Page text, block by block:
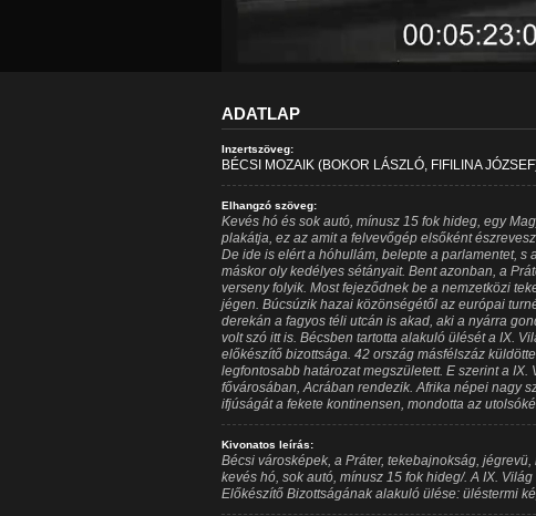
ADATLAP
Inzertszöveg:
BÉCSI MOZAIK (BOKOR LÁSZLÓ, FIFILINA
Elhangzó szöveg:
Kevés hó és sok autó, mínusz 15 fok hideg, egy
plakátja, ez az amit a felvevőgép elsőként
De ide is elért a hóhullám, belepte a parlamentet, s
máskor oly kedélyes sétányait. Bent azonban, a
verseny folyik. Most fejeződnek be a nemzetközi
jégen. Búcsúzik hazai közönségétől az európai
derekán a fagyos téli utcán is akad, aki a nyárra
volt szó itt is. Bécsben tartotta alakuló ülését a IX.
előkészítő bizottsága. 42 ország másfélszáz
legfontosabb határozat megszületett. E szerint a IX.
fővárosában, Acrában rendezik. Afrika népei nagy
ifjúságát a fekete kontinensen, mondotta az
Kivonatos leírás:
Bécsi városképek, a Práter, tekebajnokság,
kevés hó, sok autó, mínusz 15 fok hideg/. A IX.
Előkészítő Bizottságának alakuló ülése: üléstermi